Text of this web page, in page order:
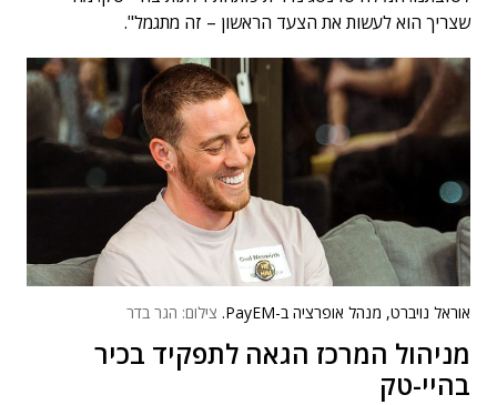
שצריך הוא לעשות את הצעד הראשון – זה מתגמל".
אוראל נויברט, מנהל אופרציה ב-PayEM. צילום: הגר בדר
מניהול המרכז הגאה לתפקיד בכיר
בהיי-טק